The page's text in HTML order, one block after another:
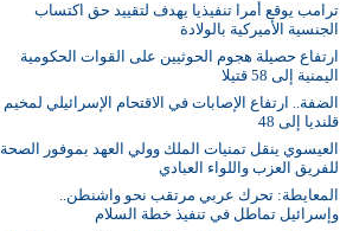
ترامب يوقع أمرا تنفيذيا يهدف لتقييد حق اكتساب
الجنسية الأميركية بالولادة
ارتفاع حصيلة هجوم الحوثيين على القوات الحكومية
اليمنية إلى 58 قتيلا
الضفة.. ارتفاع الإصابات في الاقتحام الإسرائيلي لمخيم
قلنديا إلى 48
العيسوي ينقل تمنيات الملك وولي العهد بموفور الصحة
للفريق العزب واللواء العبادي
المعايطة: تحرك عربي مرتقب نحو واشنطن..
وإسرائيل تماطل في تنفيذ خطة السلام